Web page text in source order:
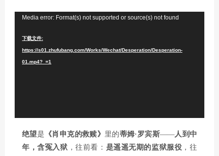
Media error: Format(s) not supported or source(s) not found
下载文件:
https://s01.zhufubang.com/Works/Wechat/Desperation/Desperation-
01.mp4?_=1
绝望是 《肖申克的救赎》 里的蒂姆·罗宾斯——人到中
年，含冤入狱 ，往前看： 是遥遥无期的监狱服役 ，往